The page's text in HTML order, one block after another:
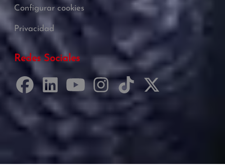
Configurar cookies
Privacidad
Redes Sociales